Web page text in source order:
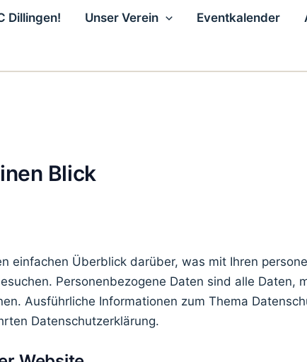
Dillingen! Unser Verein Eventkalender
Blick
einfachen Überblick darüber, was mit Ihren
Personenbezogene Daten sind alle Daten,
Ausführliche Informationen zum Thema
Datenschutzerklärung.